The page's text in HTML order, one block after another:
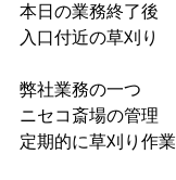
本日の業務終了後
入口付近の草刈り
弊社業務の一つ
ニセコ斎場の管理
定期的に草刈り作業